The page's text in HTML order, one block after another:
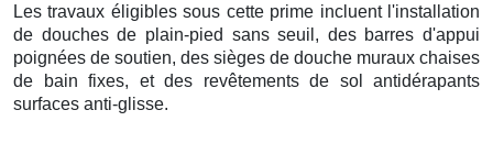
Les travaux éligibles sous cette prime incluent l'installation
de douches de plain-pied sans seuil, des barres d'appui
poignées de soutien, des sièges de douche muraux chaises
de bain fixes, et des revêtements de sol antidérapants
surfaces anti-glisse.